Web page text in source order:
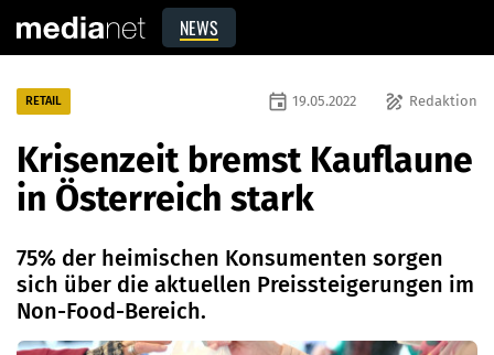
NEWS
RETAIL draw Redaktion
event 19.05.2022
Krisenzeit bremst Kauflaune
in Österreich stark
75% der heimischen Konsumenten sorgen
sich über die aktuellen Preissteigerungen im
Non-Food-Bereich.